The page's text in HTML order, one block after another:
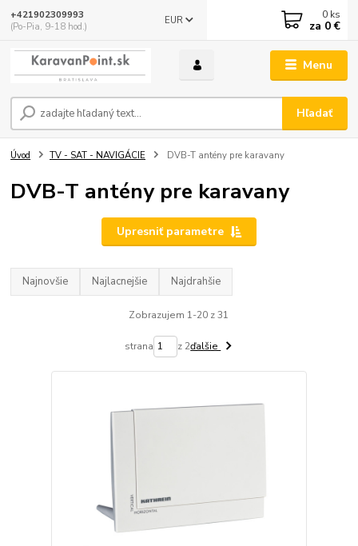
Menu
EUR
Hľadať
+421902309993
(Po-Pia, 9-18 hod.)
0 ks
za 0 €
Úvod TV - SAT - NAVIGÁCIE DVB-T antény pre karavany
DVB-T antény pre karavany
Upresniť parametre
Najnovšie Najlacnejšie Najdrahšie
Zobrazujem 1-20 z 31
strana z 2ďalšie